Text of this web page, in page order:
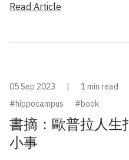
Read Article
05 Sep 2023 |
1 min read
#hippocampus
#book
書摘：歐普拉人生
小事